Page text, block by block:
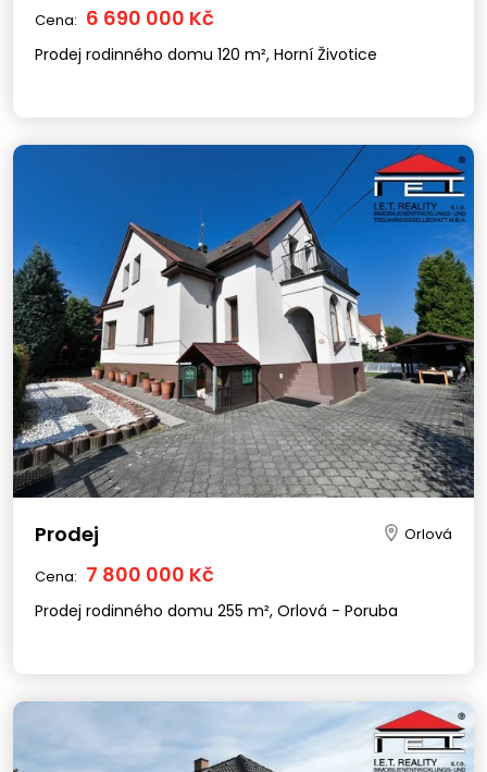
Cena: 6 690 000 Kč
Prodej rodinného domu 120 m², Horní Životice
Prodej Orlová
Cena: 7 800 000 Kč
Prodej rodinného domu 255 m², Orlová - Poruba